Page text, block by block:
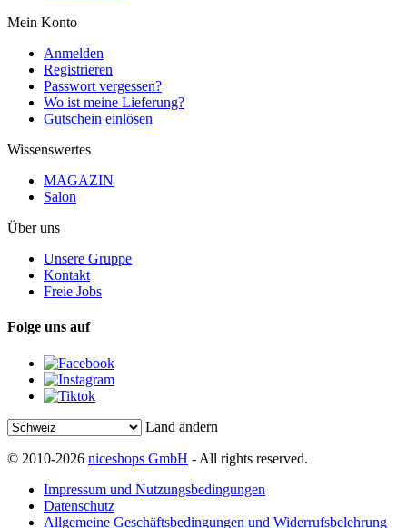
Mein Konto
Anmelden
Registrieren
Passwort vergessen?
Wo ist meine Lieferung?
Gutschein einlösen
Wissenswertes
MAGAZIN
Salon
Über uns
Unsere Gruppe
Kontakt
Freie Jobs
Folge uns auf
Land ändern
© 2010-2026 niceshops GmbH - All rights reserved.
Impressum und Nutzungsbedingungen
Datenschutz
Allgemeine Geschäftsbedingungen und Widerrufsbelehrung